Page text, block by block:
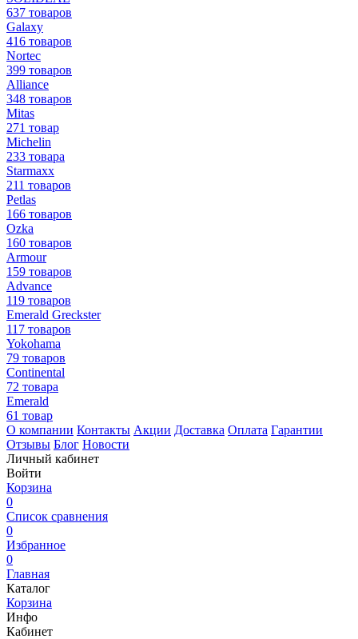
637 товаров
Galaxy
416 товаров
Nortec
399 товаров
Alliance
348 товаров
Mitas
271 товар
Michelin
233 товара
Starmaxx
211 товаров
Petlas
166 товаров
Ozka
160 товаров
Armour
159 товаров
Advance
119 товаров
Emerald Greckster
117 товаров
Yokohama
79 товаров
Continental
72 товара
Emerald
61 товар
О компании Контакты Акции Доставка Оплата Гарантии
Отзывы Блог Новости
Личный кабинет
Войти
Корзина
0
Список сравнения
0
Избранное
0
Главная
Каталог
Корзина
Инфо
Кабинет